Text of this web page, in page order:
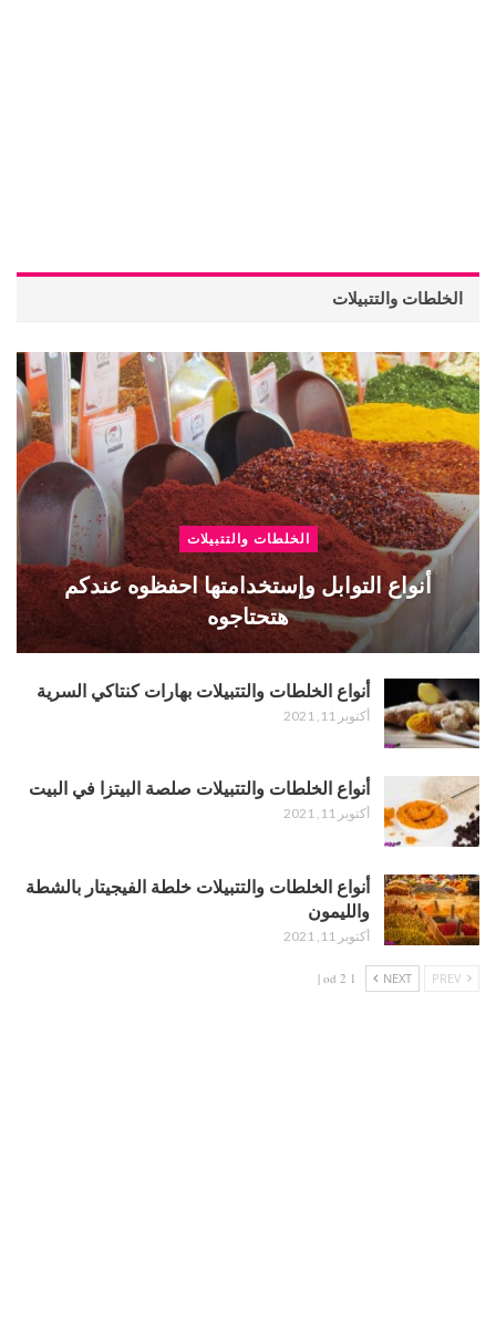
الخلطات والتتبيلات
الخلطات والتتبيلات
أنواع التوابل وإستخدامتها احفظوه عندكم
هتحتاجوه
أنواع الخلطات والتتبيلات بهارات كنتاكي السرية
أكتوبر 11, 2021
أنواع الخلطات والتتبيلات صلصة البيتزا في البيت
أكتوبر 11, 2021
أنواع الخلطات والتتبيلات خلطة الفيجيتار بالشطة
والليمون
أكتوبر 11, 2021
NEXT
1 od 2 |